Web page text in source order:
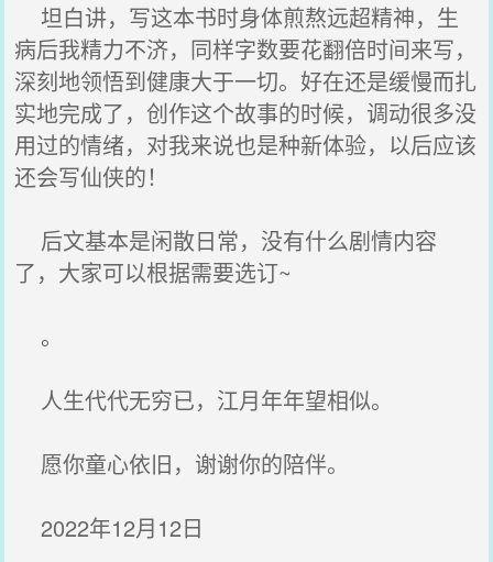
坦白讲，写这本书时身体煎熬远超精神，生
病后我精力不济，同样字数要花翻倍时间来写，
深刻地领悟到健康大于一切。好在还是缓慢而扎
实地完成了，创作这个故事的时候，调动很多没
用过的情绪，对我来说也是种新体验，以后应该
还会写仙侠的！
后文基本是闲散日常，没有什么剧情内容
了，大家可以根据需要选订~
。
人生代代无穷已，江月年年望相似。
愿你童心依旧，谢谢你的陪伴。
2022年12月12日